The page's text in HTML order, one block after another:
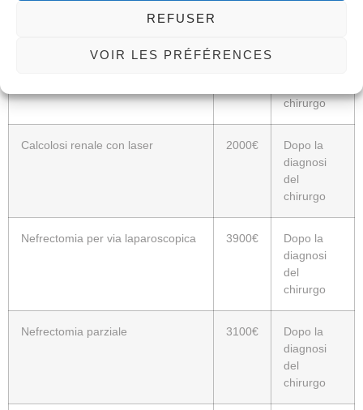
REFUSER
VOIR LES PRÉFÉRENCES
Cistectomia con neo-vescica 6200€
chirurgo
Calcolosi renale con laser 2000€
Dopo la
diagnosi
del
chirurgo
Nefrectomia per via laparoscopica 3900€
Dopo la
diagnosi
del
chirurgo
Nefrectomia parziale 3100€
Dopo la
diagnosi
del
chirurgo